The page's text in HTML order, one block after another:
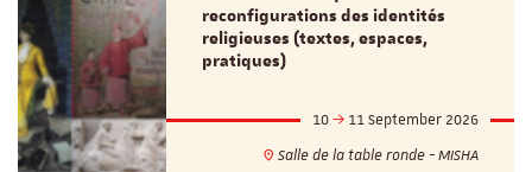
reconfigurations des identités
religieuses (textes, espaces,
pratiques)
10
11 September 2026
Salle de la table ronde - MISHA